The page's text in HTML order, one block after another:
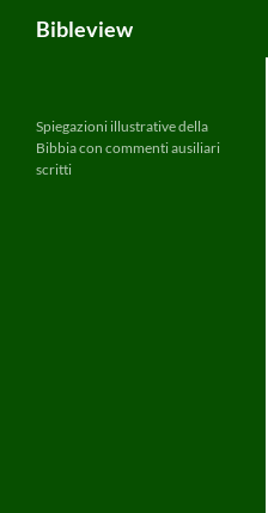
content
Bibleview
Spiegazioni illustrative della
Bibbia con commenti ausiliari
scritti